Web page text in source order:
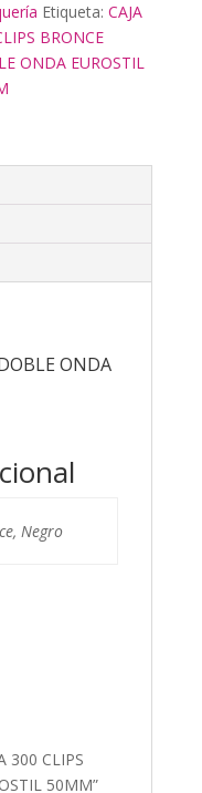
Etiqueta:CAJA
BRONCE
ONDA EUROSTIL
ONDA
Negro
300 CLIPS
50MM”